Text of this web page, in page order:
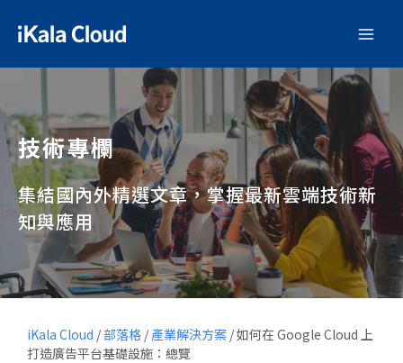
技術專欄
集結國內外精選文章，掌握最新雲端技術新
知與應用
iKala Cloud /部落格 / 產業解決方案 /如何在 Google Cloud 上
打造廣告平台基礎設施：總覽